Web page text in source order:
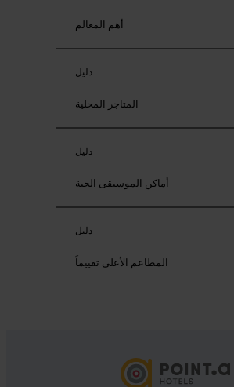
أهم المعالم
دليل
المتاجر المحلية
دليل
أماكن الموسيقى الحية
دليل
المطاعم الأعلى تقييماً